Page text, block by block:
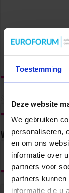
Toestemming
Deze website
We gebruiken
personaliseren,
en om ons
informatie over
partners voor
partners
informatie die u
Volg ons via